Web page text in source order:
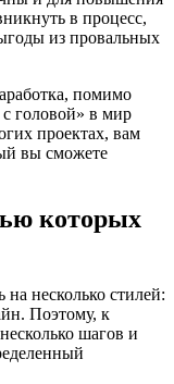
в процесс,
из провальных
помимо
с головой» в мир
проектах, вам
вы сможете
которых
несколько стилей:
Поэтому, к
шагов и